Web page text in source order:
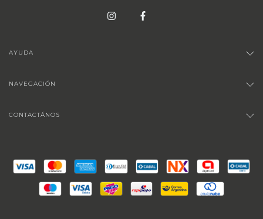
AYUDA
NAVEGACIÓN
CONTACTÁNOS